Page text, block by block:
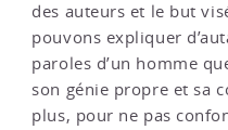
des auteurs et le but
pouvons expliquer
paroles d’un homme
son génie propre et sa
plus, pour ne pas